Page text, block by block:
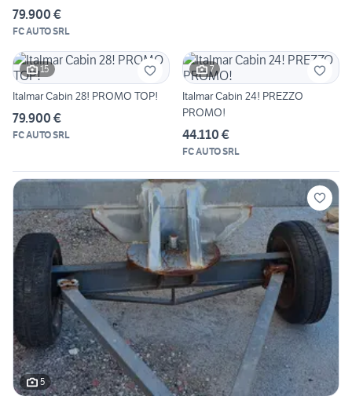
79.900 €
FC AUTO SRL
15
Italmar Cabin 28! PROMO TOP!
79.900 €
FC AUTO SRL
7
Italmar Cabin 24! PREZZO
PROMO!
44.110 €
FC AUTO SRL
5